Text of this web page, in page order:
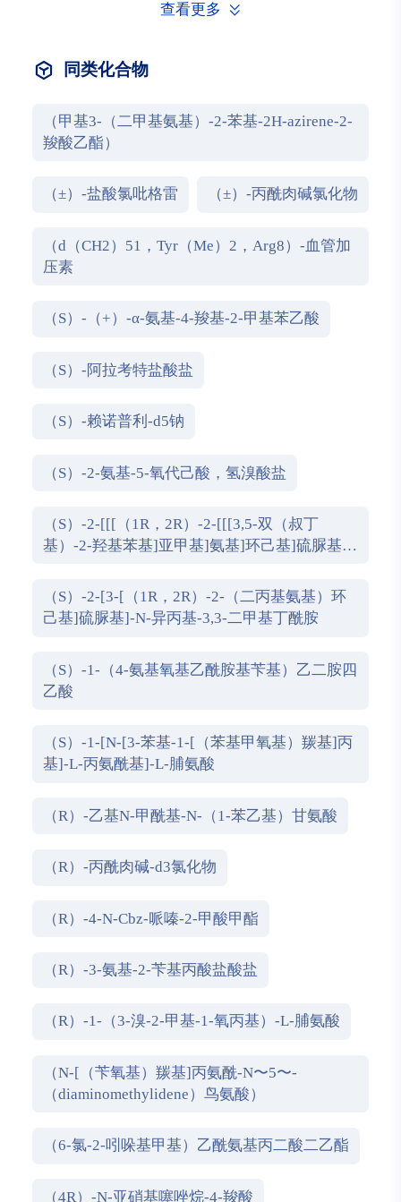
查看更多
同类化合物
（甲基3-（二甲基氨基）-2-苯基-2H-azirene-2-
羧酸乙酯）
（±）-盐酸氯吡格雷 （±）-丙酰肉碱氯化物
（d（CH2）51，Tyr（Me）2，Arg8）-血管加
压素
（S）-（+）-α-氨基-4-羧基-2-甲基苯乙酸
（S）-阿拉考特盐酸盐
（S）-赖诺普利-d5钠
（S）-2-氨基-5-氧代己酸，氢溴酸盐
（S）-2-[[[（1R，2R）-2-[[[3,5-双（叔丁
基）-2-羟基苯基]亚甲基]氨基]环己基]硫脲基]-
（S）-2-[3-[（1R，2R）-2-（二丙基氨基）环
己基]硫脲基]-N-异丙基-3,3-二甲基丁酰胺
（S）-1-（4-氨基氧基乙酰胺基苄基）乙二胺四
乙酸
（S）-1-[N-[3-苯基-1-[（苯基甲氧基）羰基]丙
基]-L-丙氨酰基]-L-脯氨酸
（R）-乙基N-甲酰基-N-（1-苯乙基）甘氨酸
（R）-丙酰肉碱-d3氯化物
（R）-4-N-Cbz-哌嗪-2-甲酸甲酯
（R）-3-氨基-2-苄基丙酸盐酸盐
（R）-1-（3-溴-2-甲基-1-氧丙基）-L-脯氨酸
（N-[（苄氧基）羰基]丙氨酰-N〜5〜-
（diaminomethylidene）鸟氨酸）
（6-氯-2-吲哚基甲基）乙酰氨基丙二酸二乙酯
（4R）-N-亚硝基噻唑烷-4-羧酸